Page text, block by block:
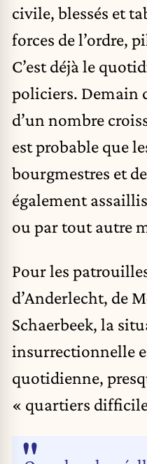
civile, blessés et
forces de l’ordre,
C’est déjà le
policiers. Demain
d’un nombre
est probable que
bourgmestres et
également
ou par tout autre
Pour les
d’Anderlecht, de
Schaerbeek, la
insurrectionnelle
quotidienne,
« quartiers